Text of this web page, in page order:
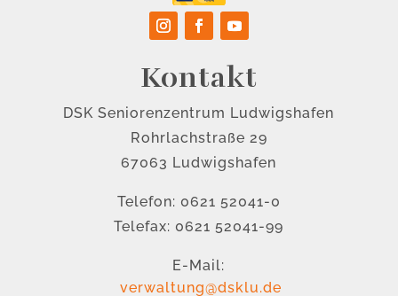
Kontakt
DSK Seniorenzentrum Ludwigshafen
Rohrlachstraße 29
67063 Ludwigshafen
Telefon: 0621 52041-0
Telefax: 0621 52041-99
E-Mail:
verwaltung@dsklu.de